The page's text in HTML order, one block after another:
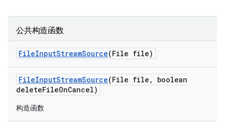
公共构造函数
FileInputStreamSource(File file)
FileInputStreamSource(File file ,
boolean
deleteFileOnCancel)
构造函数